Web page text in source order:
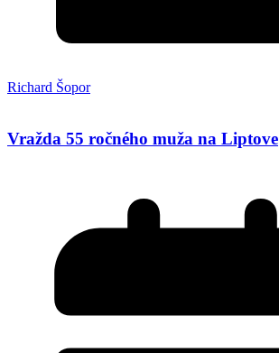
Richard Šopor
Vražda 55 ročného muža na Liptove